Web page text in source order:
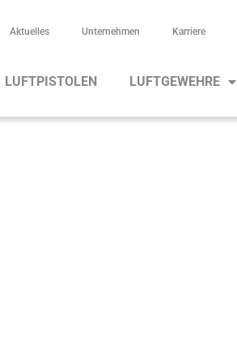
Aktuelles Unternehmen Karriere
LUFTPISTOLEN LUFTGEWEHRE